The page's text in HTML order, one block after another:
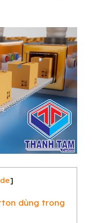
]
dùng trong